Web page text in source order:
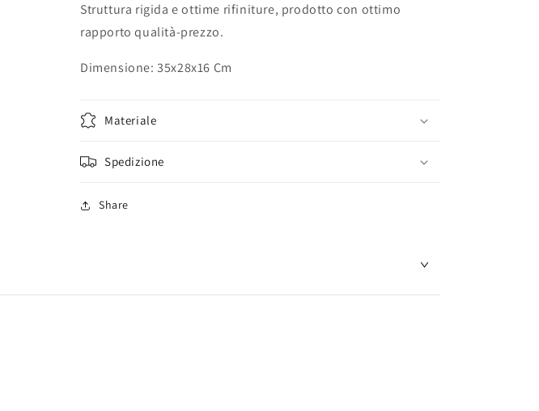
Struttura rigida e ottime rifiniture, prodotto con ottimo
rapporto qualità-prezzo.
Dimensione: 35x28x16 Cm
Materiale
Spedizione
Share